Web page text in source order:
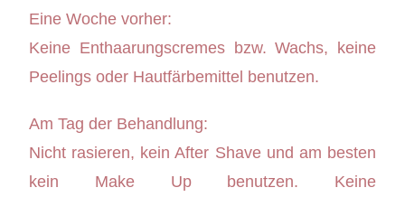
Eine Woche vorher:
Keine Enthaarungscremes bzw. Wachs, keine
Peelings oder Hautfärbemittel benutzen.
Am Tag der Behandlung:
Nicht rasieren, kein After Shave und am besten
kein Make Up benutzen. Keine